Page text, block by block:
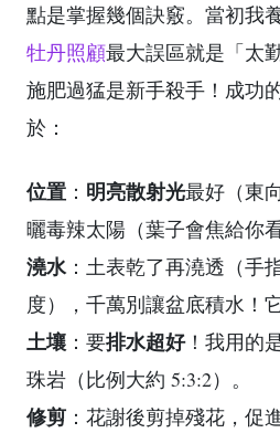
點是掌握幾個訣竅。當初我
牡丹照顧最大誤區就是「太
施肥過猛是新手殺手！成功
於：
位置 ： 明亮散射光最好（東
曬毒辣太陽（葉子會焦給你看
澆水：土表乾了再澆透（手
度），千萬別讓盆底積水！
土壤 ：要排水超好！我用的
珠岩（比例大約 5:3:2）。
修剪 ：花謝後剪掉殘花，促